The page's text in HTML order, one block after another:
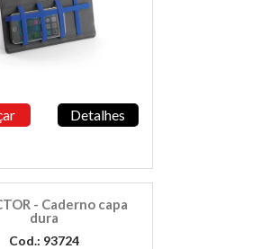
Detalhes
- Caderno capa
dura
Cod.: 93724